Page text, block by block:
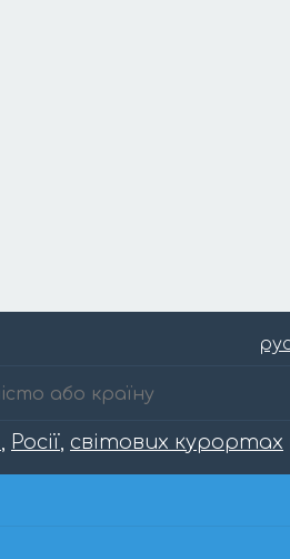
, Росії, світових курортах